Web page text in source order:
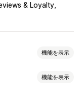
& Loyalty
機能を表示
機能を表示